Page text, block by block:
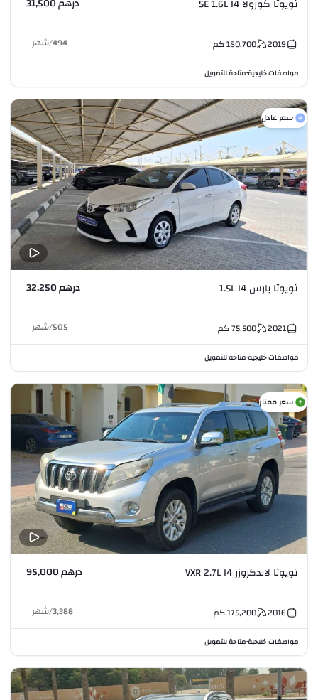
تويوتا كورولا SE 1.6L I4 درهم 31,500
2019
180,700كم 494
/شهر
مواصفات خليجية•متاحة للتمويل
سعر عادل
تويوتا يارس 1.5L I4 درهم 32,250
2021
75,500كم 505
/شهر
مواصفات خليجية•متاحة للتمويل
سعر ممتاز
تويوتا لاندكروزر VXR 2.7L I4 درهم 95,000
2016
175,200كم 3,388
/شهر
مواصفات خليجية•متاحة للتمويل